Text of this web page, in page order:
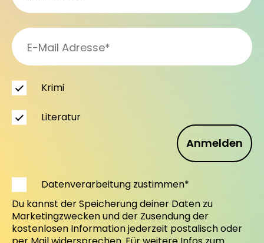
Anmelden
Krimi
Literatur
Datenverarbeitung zustimmen*
Du kannst der Speicherung deiner Daten zu
Marketingzwecken und der Zusendung der
kostenlosen Information jederzeit postalisch oder